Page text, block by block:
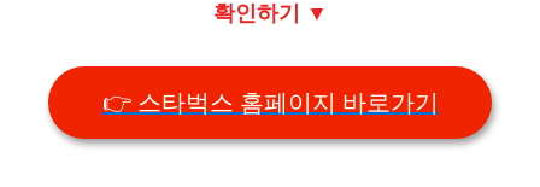
확인하기 ▼
👉 스타벅스 홈페이지 바로가기